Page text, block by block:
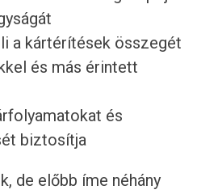
a kártérítések összegét
és más érintett
és
biztosítja
de előbb íme néhány